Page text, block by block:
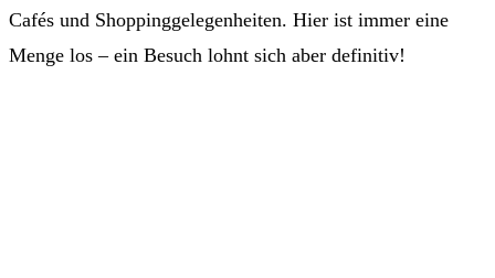
Cafés und Shoppinggelegenheiten. Hier ist immer eine
Menge los – ein Besuch lohnt sich aber definitiv!